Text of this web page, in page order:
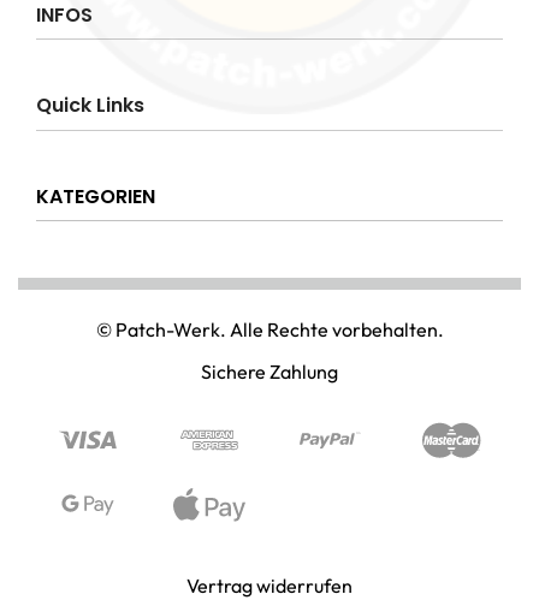
INFOS
Widerrufsrecht
Versandkostenpauschale
Quick Links
Mein Konto
KATEGORIEN
PAINTBALL & AIRSOFT
PUNISHER & SKULLS
WIKINGER & MITTELALTERWELTEN
© Patch-Werk. Alle Rechte vorbehalten.
Sichere Zahlung
Vertrag widerrufen